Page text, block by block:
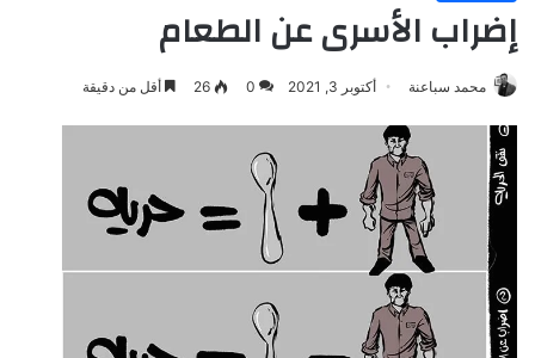
إضراب الأسرى عن الطعام
محمد سباعنة أكتوبر 3, 2021 0
26 أقل من دقيقة